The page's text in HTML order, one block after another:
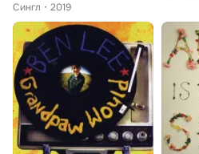
Сингл
2019